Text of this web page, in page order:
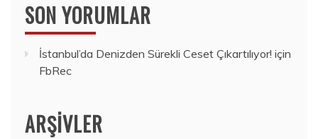
SON YORUMLAR
İstanbul’da Denizden Sürekli Ceset Çıkartılıyor! için
FbRec
ARŞIVLER